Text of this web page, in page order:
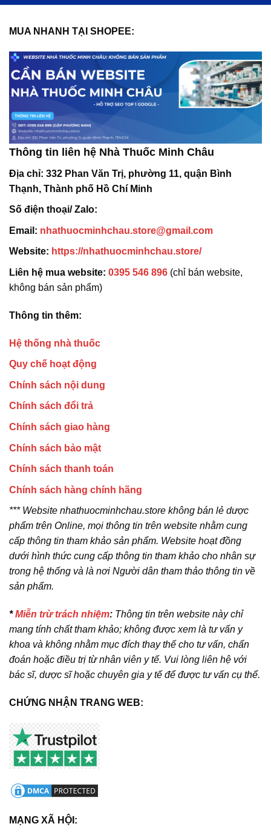
MUA NHANH TẠI SHOPEE:
Thông tin liên hệ Nhà Thuốc Minh Châu
Địa chỉ: 332 Phan Văn Trị, phường 11, quận Bình
Thạnh, Thành phố Hồ Chí Minh
Số điện thoại/ Zalo:
Email: nhathuocminhchau.store@gmail.com
Website: https://nhathuocminhchau.store/
Liên hệ mua website: 0395 546 896 (chỉ bán website,
không bán sản phẩm)
Thông tin thêm:
Hệ thống nhà thuốc
Quy chế hoạt động
Chính sách nội dung
Chính sách đổi trả
Chính sách giao hàng
Chính sách bảo mật
Chính sách thanh toán
Chính sách hàng chính hãng
*** Website nhathuocminhchau.store không bán lẻ dược
phẩm trên Online, mọi thông tin trên website nhằm cung
cấp thông tin tham khảo sản phẩm. Website hoạt đồng
dưới hình thức cung cấp thông tin tham khảo cho nhân sự
trong hệ thống và là nơi Người dân tham thảo thông tin về
sản phẩm.
*Miễn trừ trách nhiệm: Thông tin trên website này chỉ
mang tính chất tham khảo; không được xem là tư vấn y
khoa và không nhằm mục đích thay thế cho tư vấn, chẩn
đoán hoặc điều trị từ nhân viên y tế. Vui lòng liên hệ với
bác sĩ, dược sĩ hoặc chuyên gia y tế để được tư vấn cụ thể.
CHỨNG NHẬN TRANG WEB:
MẠNG XÃ HỘI: